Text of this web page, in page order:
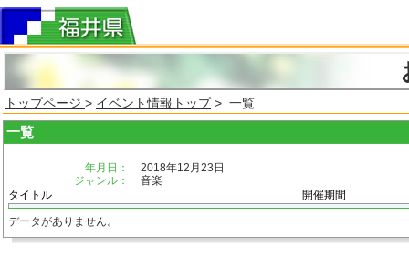
トップページ > イベント情報トップ> 一覧
一覧
年月日：
2018年12月23日
ジャンル：
音楽
タイトル
開催期間
データがありません。